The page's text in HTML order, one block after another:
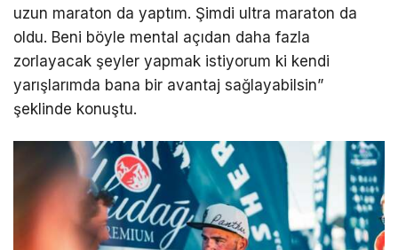
uzun maraton da yaptım. Şimdi ultra maraton da
oldu. Beni böyle mental açıdan daha fazla
zorlayacak şeyler yapmak istiyorum ki kendi
yarışlarımda bana bir avantaj sağlayabilsin”
şeklinde konuştu.